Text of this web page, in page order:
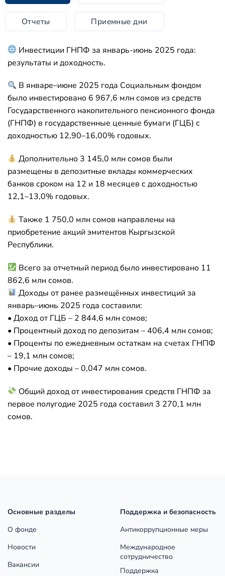
Отчеты Приемные дни
Инвестиции ГНПФ за январь-июнь 2025 года:
результаты и доходность.
В январе–июне 2025 года Социальным фондом
было инвестировано 6 967,6 млн сомов из средств
Государственного накопительного пенсионного фонда
(ГНПФ) в государственные ценные бумаги (ГЦБ) с
доходностью 12,90–16,00% годовых.
Дополнительно 3 145,0 млн сомов были
размещены в депозитные вклады коммерческих
банков сроком на 12 и 18 месяцев с доходностью
12,1–13,0% годовых.
Также 1 750,0 млн сомов направлены на
приобретение акций эмитентов Кыргызской
Республики.
Всего за отчетный период было инвестировано 11
862,6 млн сомов.
Доходы от ранее размещённых инвестиций за
январь–июнь 2025 года составили:
• Доход от ГЦБ – 2 844,6 млн сомов;
• Процентный доход по депозитам – 406,4 млн сомов;
• Проценты по ежедневным остаткам на счетах ГНПФ
– 19,1 млн сомов;
• Прочие доходы – 0,047 млн сомов.
Общий доход от инвестирования средств ГНПФ за
первое полугодие 2025 года составил 3 270,1 млн
сомов.
Основные разделы
О фонде
Новости
Вакансии
Поддержка и безопасность
Антикоррупционные меры
Международное
сотрудничество
Поддержка